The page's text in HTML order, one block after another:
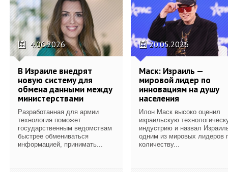
4.06.2026
В Израиле внедрят
новую систему для
обмена данными между
министерствами
Разработанная для армии
технология поможет
государственным ведомствам
быстрее обмениваться
информацией, принимать...
20.05.2026
Маск: Израиль —
мировой лидер по
инновациям на душу
населения
Илон Маск высоко оценил
израильскую
индустрию и назвал
одним из мировых лидеров
количеству...